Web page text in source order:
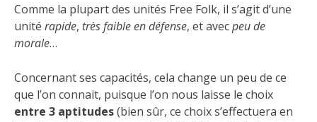
Comme la plupart des unités Free Folk, il s’agit d’une
unité rapide, très faible en défense, et avecpeu de
morale…
Concernant ses capacités, cela change un peu de ce
que l’on connait, puisque l’on nous laisse le choix
entre 3 aptitudes(bien sûr, ce choix s’effectuera en